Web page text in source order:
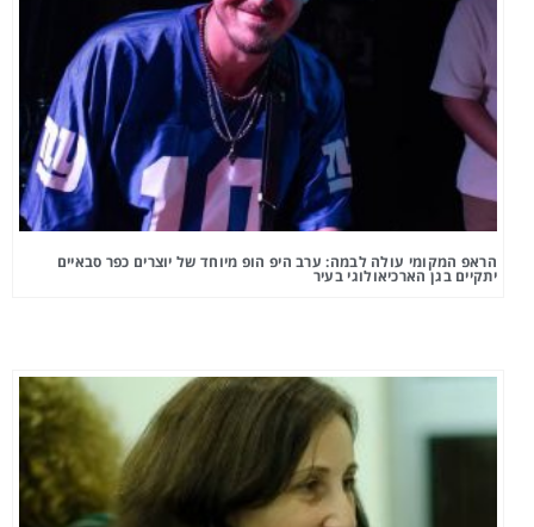
הראפ המקומי עולה לבמה: ערב היפ הופ מיוחד של יוצרים כפר סבאיים
יתקיים בגן הארכיאולוגי בעיר